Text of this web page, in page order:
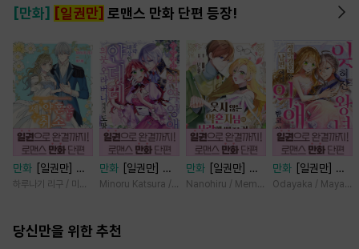
[만화] [일권만] 로맨스 만화 단편 등장!
만화
[일권만] 제
약혼은 취소되었습
하루나기 리구 / 미즈메
만화
[일권만] 기
억상실 악역 영애
니에게서 도망칠
Minoru Katsura / Mizune
만화
[일권만] 웃
지 않는 약혼자님
Nanohiru / Memeko
만화
[일권만] 잊
혀진 왕녀지만 정
Odayaka / Maya
당신만을 위한 추천